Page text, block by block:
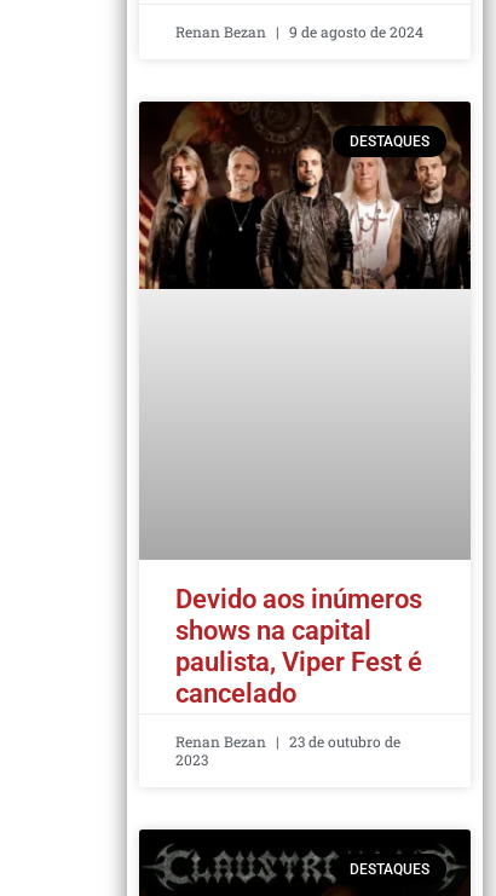
Renan Bezan 9 de agosto de 2024
DESTAQUES
Devido aos inúmeros
shows na capital
paulista, Viper Fest é
cancelado
Renan Bezan
23 de outubro de
2023
DESTAQUES